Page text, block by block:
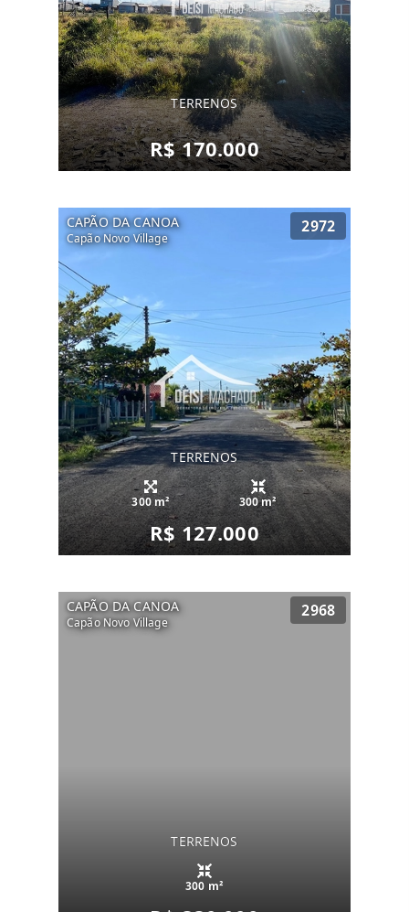
TERRENOS
R$ 170.000
CAPÃO DA CANOA
Capão Novo Village
2972
TERRENOS
300 m² 300 m²
R$ 127.000
CAPÃO DA CANOA
Capão Novo Village
2968
TERRENOS
300 m²